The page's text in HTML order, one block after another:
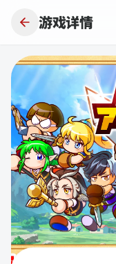
游戏详情